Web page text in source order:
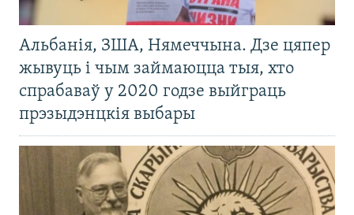
Альбанія, ЗША, Нямеччына. Дзе цяпер
жывуць і чым займаюцца тыя, хто
спрабаваў у 2020 годзе выйграць
прэзыдэнцкія выбары